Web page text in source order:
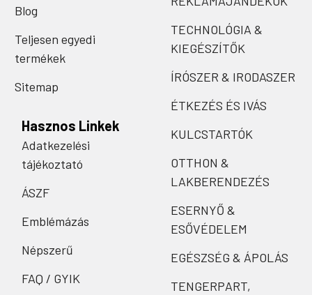
Blog
Teljesen egyedi
termékek
Sitemap
Hasznos Linkek
Adatkezelési
tájékoztató
ÁSZF
Emblémázás
Népszerű
FAQ / GYIK
TECHNOLÓGIA &
KIEGÉSZÍTŐK
ÍRÓSZER & IRODASZER
ÉTKEZÉS ÉS IVÁS
KULCSTARTÓK
OTTHON &
LAKBERENDEZÉS
ESERNYŐ &
ESŐVÉDELEM
EGÉSZSÉG & ÁPOLÁS
TENGERPART,